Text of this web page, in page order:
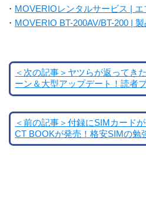
・ MOVERIOレンタルサービス | エ
・ MOVERIO BT-200AV/BT-200 |
＜次の記事＞ヤツらが返ってき
ーン＆大型アップデート！読者
＜前の記事＞付録にSIMカード
CT BOOKが発売！格安SIMの勉